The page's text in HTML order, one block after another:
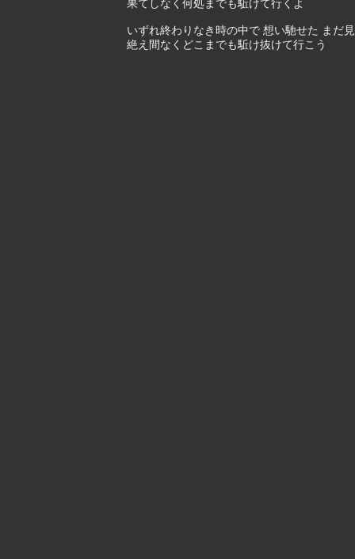
果てしなく何処までも駈けて行くよ
いずれ終わりなき時の中で 想い馳せた まだ
絶え間なくどこまでも駈け抜けて行こう